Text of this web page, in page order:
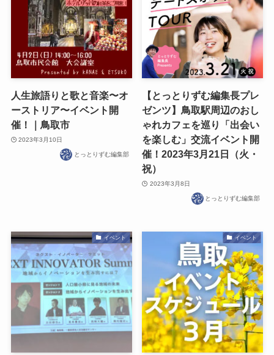
人生旅語りと歌と音楽〜オ
ーストリア〜イベント開
催！｜鳥取市
2023年3月10日
とっとりずむ編集部
【とっとりずむ編集長プレ
ゼンツ】鳥取駅周辺のおし
ゃれカフェを巡り「出会い
を楽しむ」交流イベント開
催！2023年3月21日（火・
祝）
2023年3月8日
とっとりずむ編集部
イベント イベント